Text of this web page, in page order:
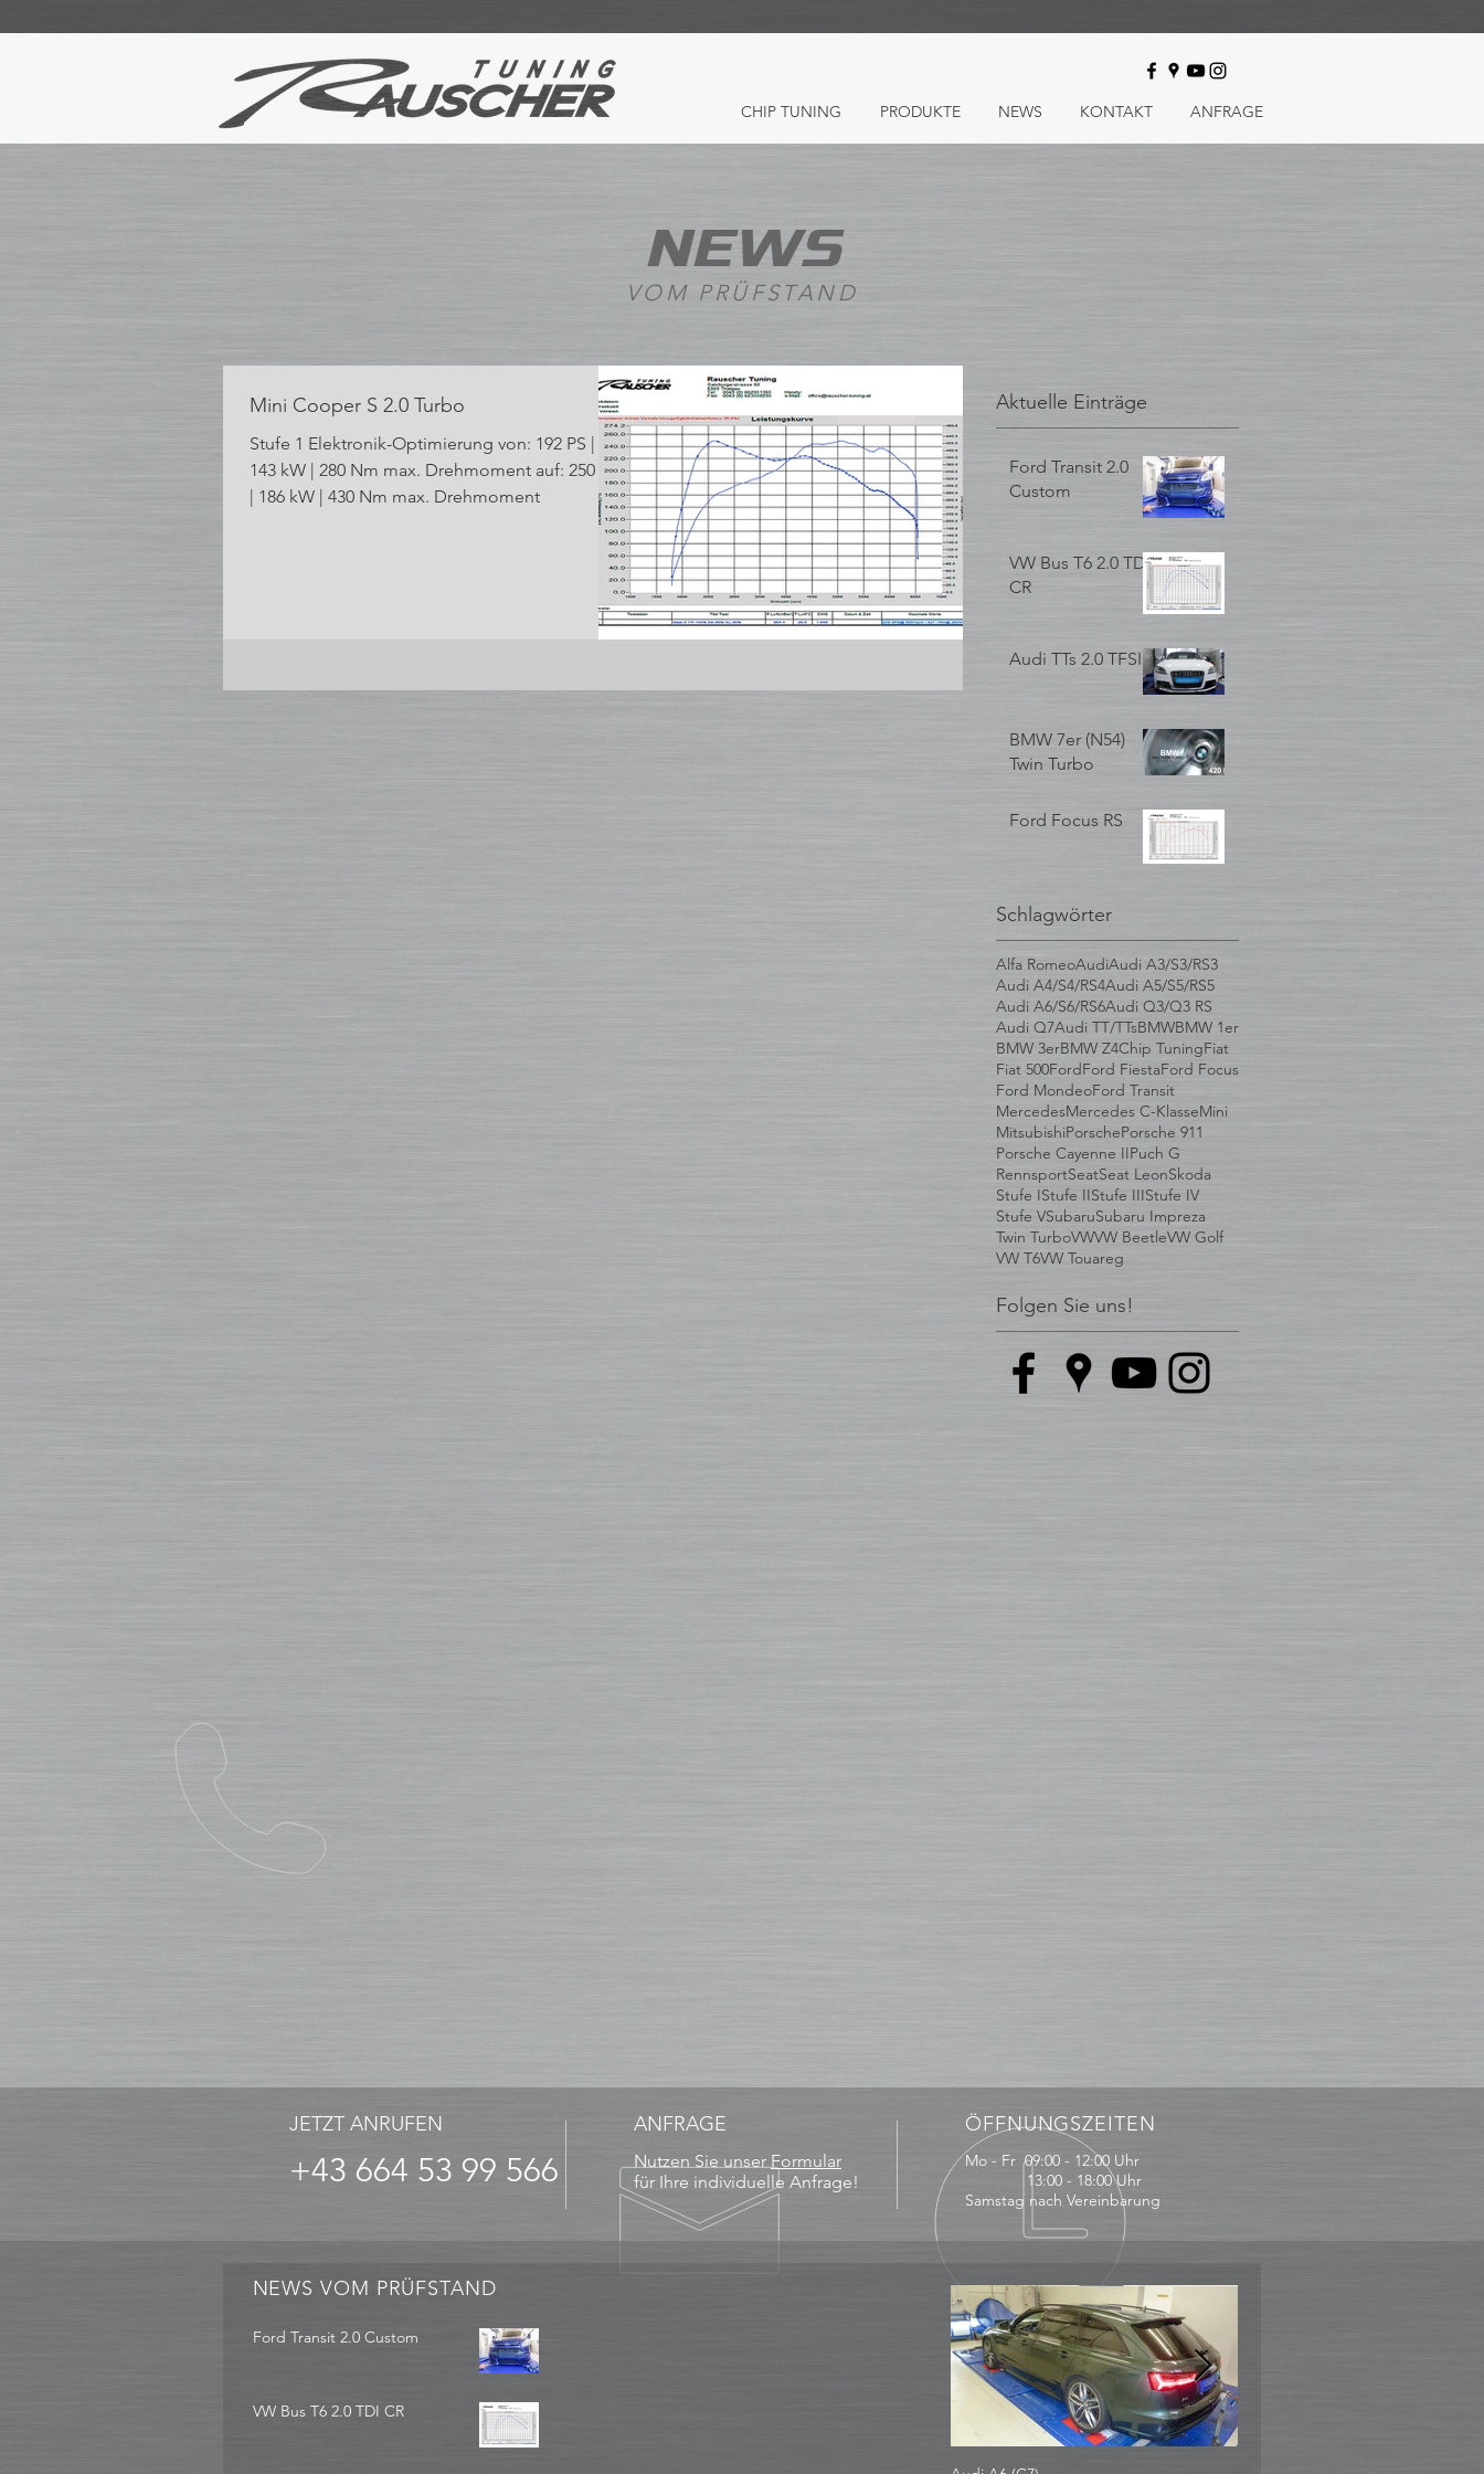
CHIP TUNING PRODUKTE NEWS KONTAKT ANFRAGE
NEWS
VOM PRÜFSTAND
Mini Cooper S 2.0 Turbo
Stufe 1 Elektronik-Optimierung von: 192 PS |
143 kW | 280 Nm max. Drehmoment auf: 250 PS
| 186 kW | 430 Nm max. Drehmoment
Aktuelle Einträge
Ford Transit 2.0
Custom
VW Bus T6 2.0 TDI
CR
Audi TTs 2.0 TFSI
BMW 7er (N54)
Twin Turbo
Ford Focus RS
Schlagwörter
Alfa RomeoAudiAudi A3/S3/RS3
Audi A4/S4/RS4Audi A5/S5/RS5
Audi A6/S6/RS6Audi Q3/Q3 RS
Audi Q7Audi TT/TTsBMWBMW 1er
BMW 3erBMW Z4Chip TuningFiat
Fiat 500FordFord FiestaFord Focus
Ford MondeoFord Transit
MercedesMercedes C-KlasseMini
MitsubishiPorschePorsche 911
Porsche Cayenne IIPuch G
RennsportSeatSeat LeonSkoda
Stufe IStufe IIStufe IIIStufe IV
Stufe VSubaruSubaru Impreza
Twin TurboVWVW BeetleVW Golf
VW T6VW Touareg
Folgen Sie uns!
JETZT ANRUFEN
+43 664 53 99 566
ANFRAGE
Nutzen Sie unser Formular
für Ihre individuelle Anfrage!
ÖFFNUNGSZEITEN
Mo - Fr 09:00 - 12:00 Uhr
13:00 - 18:00 Uhr
Samstag nach Vereinbarung
NEWS VOM PRÜFSTAND
Ford Transit 2.0 Custom
VW Bus T6 2.0 TDI CR